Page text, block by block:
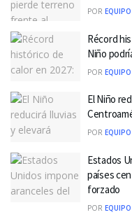
POR
Récord
Niño
POR
El Niño
POR
Estados
países
forzado
POR